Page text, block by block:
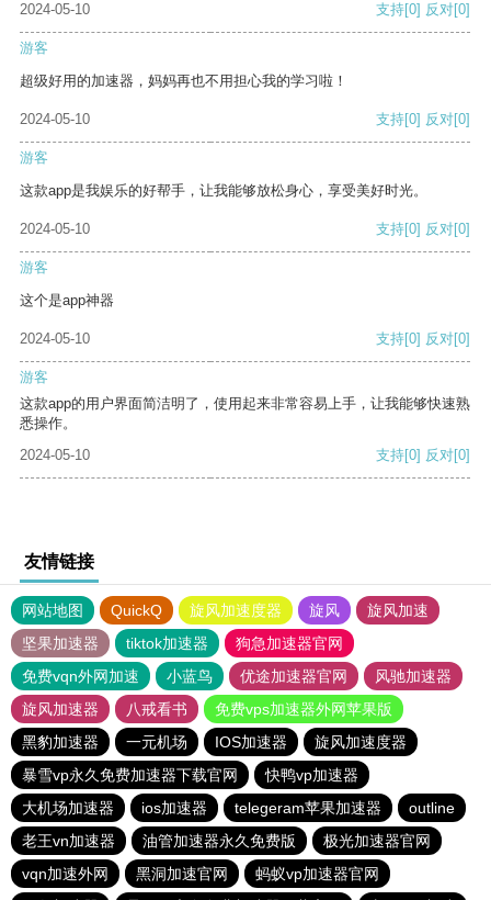
2024-05-10
支持[0] 反对[0]
游客
超级好用的加速器，妈妈再也不用担心我的学习啦！
2024-05-10 支持[0] 反对[0]
游客
这款app是我娱乐的好帮手，让我能够放松身心，享受美好时光。
2024-05-10 支持[0] 反对[0]
游客
这个是app神器
2024-05-10 支持[0] 反对[0]
游客
这款app的用户界面简洁明了，使用起来非常容易上手，让我能够快速熟
悉操作。
2024-05-10
支持[0] 反对[0]
友情链接
网站地图 QuickQ 旋风加速度器 旋风
旋风加速
坚果加速器
tiktok加速器
狗急加速器官网
免费vqn外网加速
小蓝鸟 优途加速器官网
风驰加速器
旋风加速器
八戒看书
免费vps加速器外网苹果版
黑豹加速器
一元机场 IOS加速器
旋风加速度器
暴雪vp永久免费加速器下载官网
快鸭vp加速器
大机场加速器
ios加速器 telegeram苹果加速器
outline
老王vn加速器
油管加速器永久免费版
极光加速器官网
vqn加速外网
黑洞加速官网
蚂蚁vp加速器官网